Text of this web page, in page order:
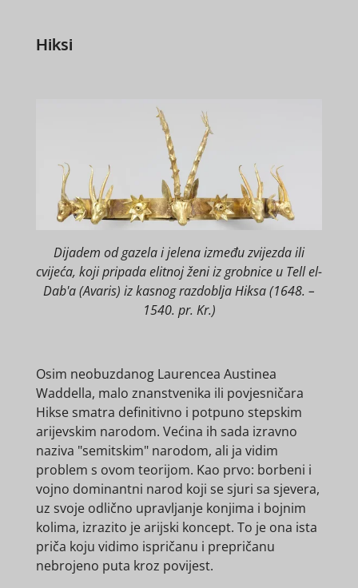
Hiksi
Dijadem od gazela i jelena između zvijezda ili
cvijeća, koji pripada elitnoj ženi iz grobnice u Tell el-
Dab'a (Avaris) iz kasnog razdoblja Hiksa (1648. –
1540. pr. Kr.)
Osim neobuzdanog Laurencea Austinea
Waddella, malo znanstvenika ili povjesničara
Hikse smatra definitivno i potpuno stepskim
arijevskim narodom. Većina ih sada izravno
naziva "semitskim" narodom, ali ja vidim
problem s ovom teorijom. Kao prvo: borbeni i
vojno dominantni narod koji se sjuri sa sjevera,
uz svoje odlično upravljanje konjima i bojnim
kolima, izrazito je arijski koncept. To je ona ista
priča koju vidimo ispričanu i prepričanu
nebrojeno puta kroz povijest.